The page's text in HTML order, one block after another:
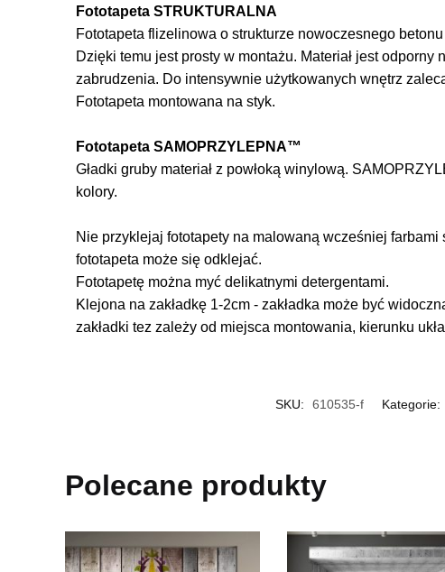
Fototapeta STRUKTURALNA
Fototapeta flizelinowa o strukturze nowoczesnego
Dzięki temu jest prosty w montażu. Materiał jest
zabrudzenia. Do intensywnie użytkowanych wnętrz
Fototapeta montowana na styk.
Fototapeta SAMOPRZYLEPNA™
Gładki gruby materiał z powłoką winylową.
kolory.
Nie przyklejaj fototapety na malowaną wcześniej
fototapeta może się odklejać.
Fototapetę można myć delikatnymi detergentami.
Klejona na zakładkę 1-2cm - zakładka może być
zakładki tez zależy od miejsca montowania, kierunku
SKU: 610535-f Kategorie:
Polecane produkty